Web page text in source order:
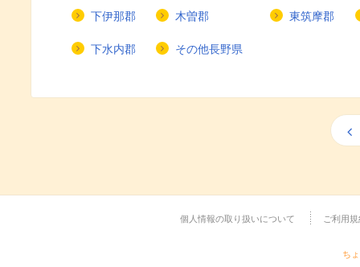
下伊那郡 木曽郡 東筑摩郡
下水内郡 その他長野県
個人情報の取り扱いについて ご利用規
ち